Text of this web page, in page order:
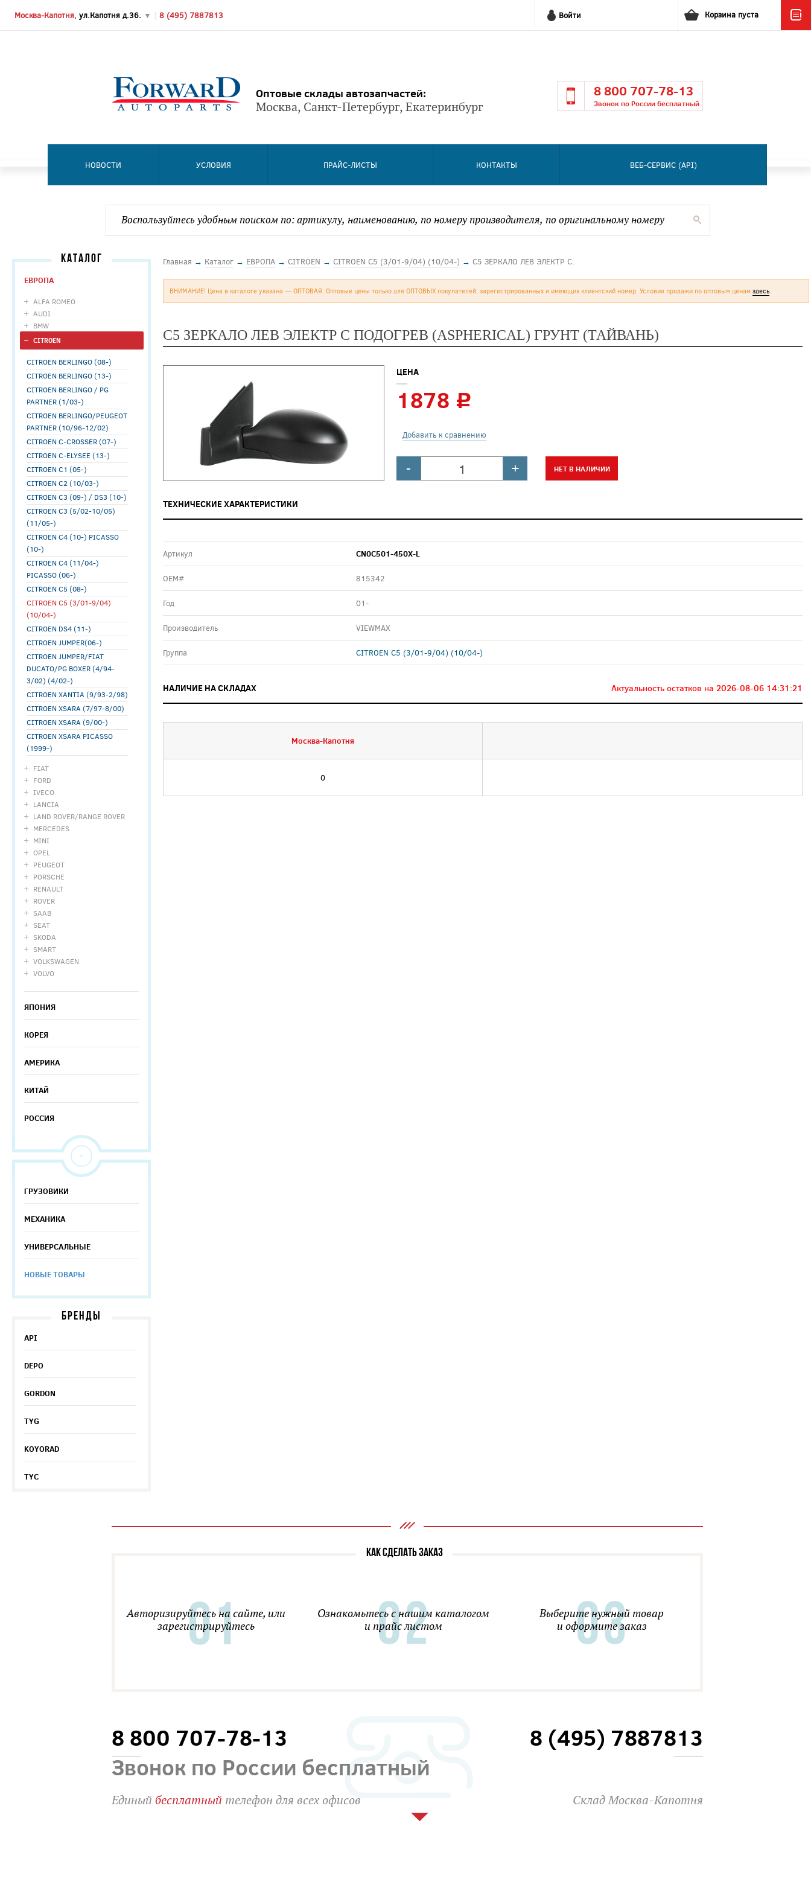
Москва-Капотня, ул.Капотня д.36. ▼ 8 (495) 7887813 Войти Корзина пуста
Оптовые склады автозапчастей:
Москва, Санкт-Петербург, Екатеринбург
8 800 707-78-13
Звонок по России бесплатный
НОВОСТИ УСЛОВИЯ ПРАЙС-ЛИСТЫ КОНТАКТЫ ВЕБ-СЕРВИС (API)
КАТАЛОГ
ЕВРОПА
ALFA ROMEO
AUDI
BMW
CITROEN
CITROEN BERLINGO (08-)
CITROEN BERLINGO (13-)
CITROEN BERLINGO / PG
PARTNER (1/03-)
CITROEN BERLINGO/PEUGEOT
PARTNER (10/96-12/02)
CITROEN C-CROSSER (07-)
CITROEN C-ELYSEE (13-)
CITROEN C1 (05-)
CITROEN C2 (10/03-)
CITROEN C3 (09-) / DS3 (10-)
CITROEN C3 (5/02-10/05)
(11/05-)
CITROEN C4 (10-) PICASSO
(10-)
CITROEN C4 (11/04-)
PICASSO (06-)
CITROEN C5 (08-)
CITROEN C5 (3/01-9/04)
(10/04-)
CITROEN DS4 (11-)
CITROEN JUMPER(06-)
CITROEN JUMPER/FIAT
DUCATO/PG BOXER (4/94-
3/02) (4/02-)
CITROEN XANTIA (9/93-2/98)
CITROEN XSARA (7/97-8/00)
CITROEN XSARA (9/00-)
CITROEN XSARA PICASSO
(1999-)
FIAT
FORD
IVECO
LANCIA
LAND ROVER/RANGE ROVER
MERCEDES
MINI
OPEL
PEUGEOT
PORSCHE
RENAULT
ROVER
SAAB
SEAT
SKODA
SMART
VOLKSWAGEN
VOLVO
ЯПОНИЯ
КОРЕЯ
АМЕРИКА
КИТАЙ
РОССИЯ
ГРУЗОВИКИ
МЕХАНИКА
УНИВЕРСАЛЬНЫЕ
НОВЫЕ ТОВАРЫ
БРЕНДЫ
API
DEPO
GORDON
TYG
KOYORAD
TYC
Главная → Каталог → ЕВРОПА → CITROEN → CITROEN C5 (3/01-9/04) (10/04-) → C5 ЗЕРКАЛО ЛЕВ ЭЛЕКТР С.
ВНИМАНИЕ! Цена в каталоге указана — ОПТОВАЯ. Оптовые цены только для ОПТОВЫХ покупателей, зарегистрированных и имеющих клиентский номер. Условия продажи по оптовым ценам здесь.
C5 ЗЕРКАЛО ЛЕВ ЭЛЕКТР С ПОДОГРЕВ (ASPHERICAL) ГРУНТ (ТАЙВАНЬ)
ЦЕНА
1878 c
Добавить к сравнению
- + НЕТ В НАЛИЧИИ
ТЕХНИЧЕСКИЕ ХАРАКТЕРИСТИКИ
Артикул CN0C501-450X-L
ОЕМ# 815342
Год 01-
Производитель VIEWMAX
Группа CITROEN C5 (3/01-9/04) (10/04-)
НАЛИЧИЕ НА СКЛАДАХ Актуальность остатков на 2026-08-06 14:31:21
Москва-Капотня
0
КАК СДЕЛАТЬ ЗАКАЗ
Авторизируйтесь на сайте, или
зарегистрируйтесь
Ознакомьтесь с нашим каталогом
и прайс листом
Выберите нужный товар
и оформите заказ
8 800 707-78-13
Звонок по России бесплатный
8 (495) 7887813
Единыйбесплатный телефон для всех офисов Склад Москва-Капотня